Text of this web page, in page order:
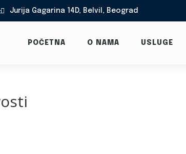
Jurija Gagarina 14D, Belvil, Beograd
POČETNA O NAMA USLUGE